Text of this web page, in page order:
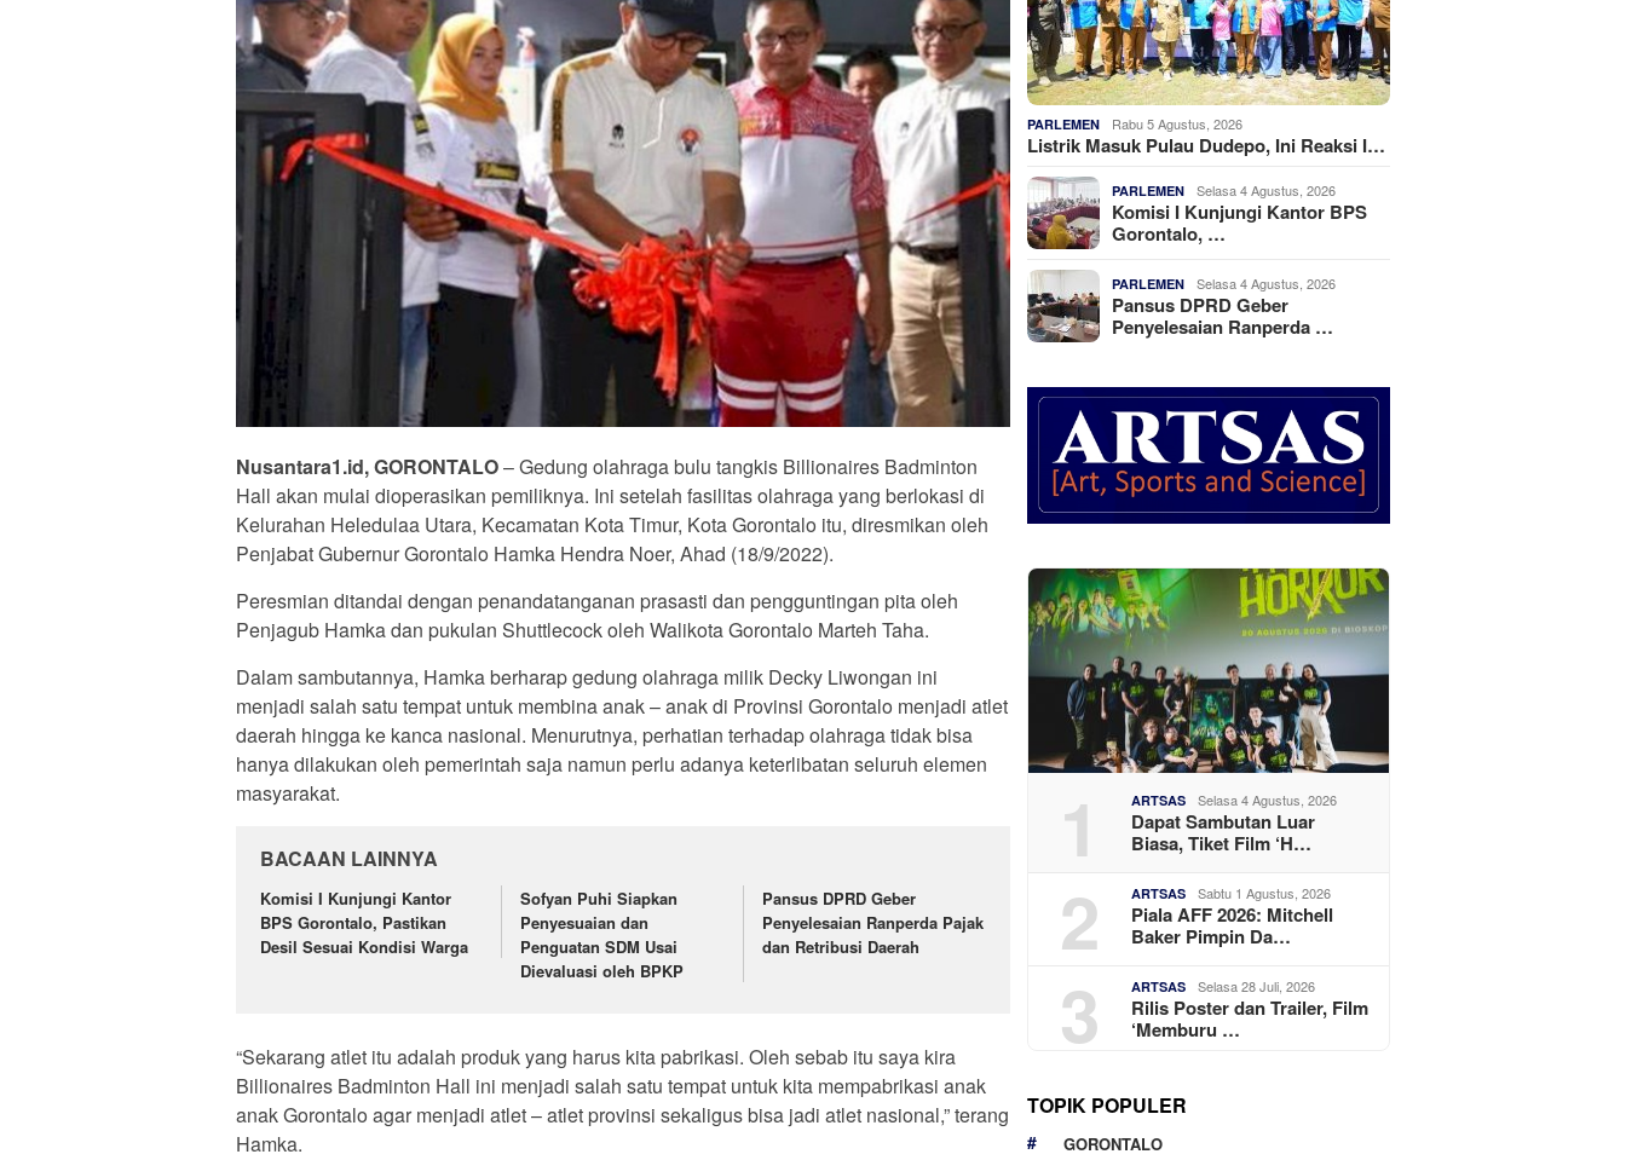
Nusantara1.id, GORONTALO– Gedung olahraga bulu tangkis Billionaires Badminton
Hall akan mulai dioperasikan pemiliknya. Ini setelah fasilitas olahraga yang berlokasi di
Kelurahan Heledulaa Utara, Kecamatan Kota Timur, Kota Gorontalo itu, diresmikan oleh
Penjabat Gubernur Gorontalo Hamka Hendra Noer, Ahad (18/9/2022).
Peresmian ditandai dengan penandatanganan prasasti dan pengguntingan pita oleh
Penjagub Hamka dan pukulan Shuttlecock oleh Walikota Gorontalo Marteh Taha.
Dalam sambutannya, Hamka berharap gedung olahraga milik Decky Liwongan ini
menjadi salah satu tempat untuk membina anak – anak di Provinsi Gorontalo menjadi atlet
daerah hingga ke kanca nasional. Menurutnya, perhatian terhadap olahraga tidak bisa
hanya dilakukan oleh pemerintah saja namun perlu adanya keterlibatan seluruh elemen
masyarakat.
BACAAN LAINNYA
Komisi I Kunjungi Kantor
BPS Gorontalo, Pastikan
Desil Sesuai Kondisi Warga
Sofyan Puhi Siapkan
Penyesuaian dan
Penguatan SDM Usai
Dievaluasi oleh BPKP
Pansus DPRD Geber
Penyelesaian Ranperda Pajak
dan Retribusi Daerah
“Sekarang atlet itu adalah produk yang harus kita pabrikasi. Oleh sebab itu saya kira
Billionaires Badminton Hall ini menjadi salah satu tempat untuk kita mempabrikasi anak
anak Gorontalo agar menjadi atlet – atlet provinsi sekaligus bisa jadi atlet nasional,” terang
Hamka.
PARLEMEN Rabu 5 Agustus, 2026
Listrik Masuk Pulau Dudepo, Ini Reaksi I…
PARLEMEN Selasa 4 Agustus, 2026
Komisi I Kunjungi Kantor BPS
Gorontalo, …
PARLEMEN Selasa 4 Agustus, 2026
Pansus DPRD Geber
Penyelesaian Ranperda …
1 ARTSAS Selasa 4 Agustus, 2026
Dapat Sambutan Luar
Biasa, Tiket Film ‘H…
2 ARTSAS Sabtu 1 Agustus, 2026
Piala AFF 2026: Mitchell
Baker Pimpin Da…
3 ARTSAS Selasa 28 Juli, 2026
Rilis Poster dan Trailer, Film
‘Memburu …
TOPIK POPULER
GORONTALO